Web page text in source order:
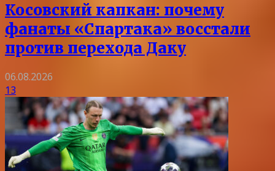
Косовский капкан: почему
фанаты «Спартака» восстали
против перехода Даку
06.08.2026
13